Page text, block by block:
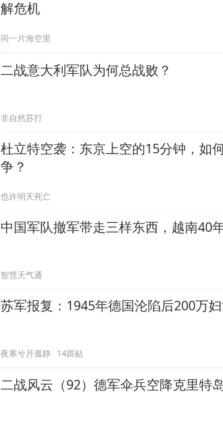
解危机
同一片海空里
二战意大利军队为何总战败？
非自然苏打
杜立特空袭：东京上空的15分钟，如
争？
也许明天死亡
中国军队撤军带走三样东西，越南40
智慧天气通
苏军报复：1945年德国沦陷后200万
夜寒兮月孤静 14跟贴
二战风云（92）德军伞兵空降克里特岛